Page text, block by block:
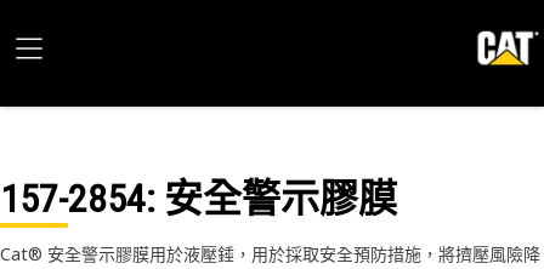
157-2854: 安全警示膠膜
Cat® 安全警示膠膜用於液壓錘，用於採取安全預防措施，將擠壓風險降